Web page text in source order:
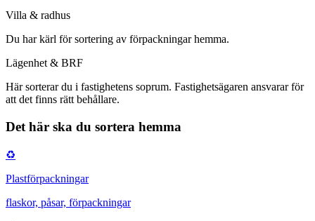
Villa & radhus
Du har kärl för sortering av förpackningar hemma.
Lägenhet & BRF
Här sorterar du i fastighetens soprum. Fastighetsägaren ansvarar för
att det finns rätt behållare.
Det här ska du sortera hemma
♻️
Plastförpackningar
flaskor, påsar, förpackningar